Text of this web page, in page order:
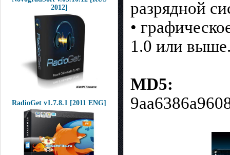
2012]
RadioGet v1.7.8.1 [2011 ENG]
разрядной
•
1.0 или
MD5: